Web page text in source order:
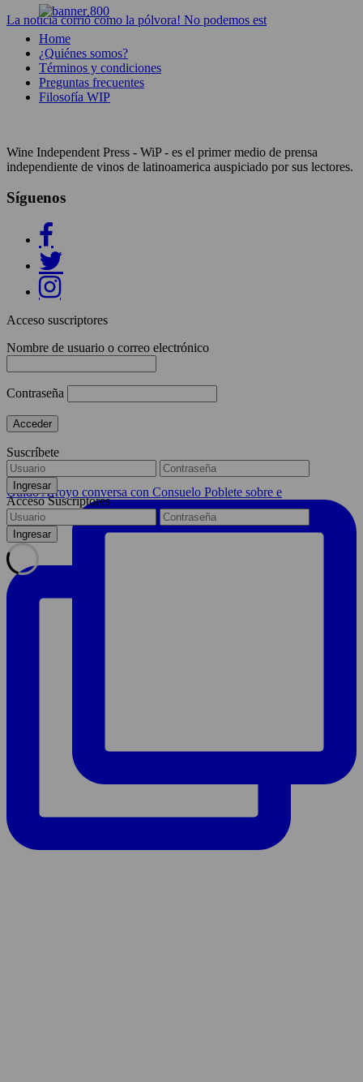
La noticia corrió como la pólvora! No podemos est
Guido Arroyo conversa con Consuelo Poblete sobre e
Home
¿Quiénes somos?
Términos y condiciones
Preguntas frecuentes
Filosofía WIP
Wine Independent Press - WiP - es el primer medio de prensa
independiente de vinos de latinoamerica auspiciado por sus lectores.
Síguenos
Acceso suscriptores
Nombre de usuario o correo electrónico
Contraseña
Suscríbete
Acceso Suscriptores